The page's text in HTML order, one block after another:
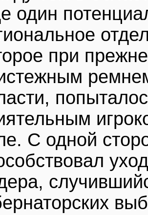
один
при
С одной